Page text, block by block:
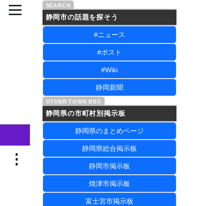
⋮
静岡市の話題を探そう
#ニュース
#ポスト
#Wiki
静岡新聞
静岡県の市町村別掲示板
静岡県のまとめページ
静岡県総合掲示板
静岡市掲示板
焼津市掲示板
富士宮市掲示板